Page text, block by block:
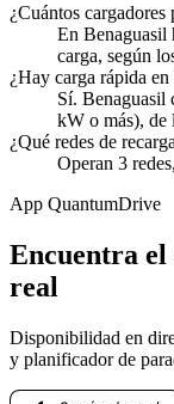
¿Cuántos
En Benaguasil
carga, según
¿Hay carga rápida
Sí. Benaguasil
kW o más), de
¿Qué redes de
Operan 3
App QuantumDrive
Encuentra
real
Disponibilidad en
y planificador de